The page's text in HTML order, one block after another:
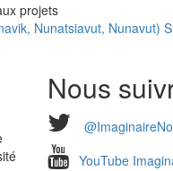
projets
Nunatsiavut,
Nous
YouTube